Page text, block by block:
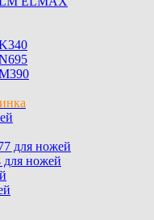
для ножей
для ножей